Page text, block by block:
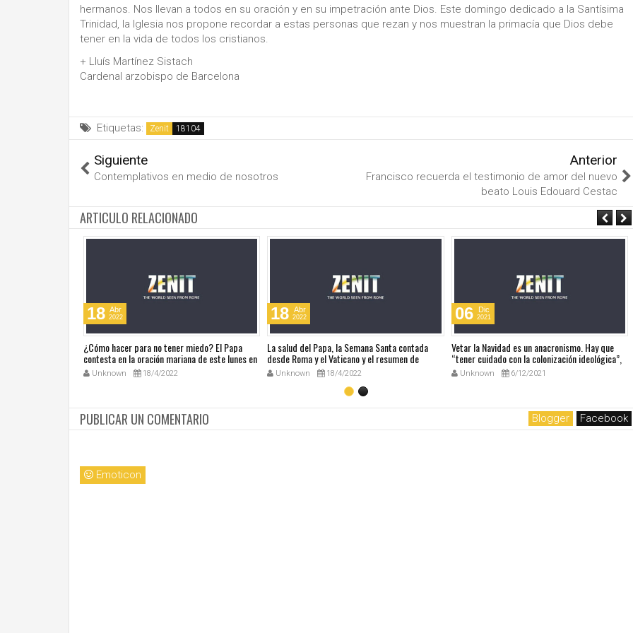
hermanos. Nos llevan a todos en su oración y en su impetración ante Dios. Este domingo dedicado a la Santísima
Trinidad, la Iglesia nos propone recordar a estas personas que rezan y nos muestran la primacía que Dios debe
tener en la vida de todos los cristianos.
+ Lluís Martínez Sistach
Cardenal arzobispo de Barcelona
Etiquetas: Zenit
Siguiente
Contemplativos en medio de nosotros
Anterior
Francisco recuerda el testimonio de amor del nuevo
beato Louis Edouard Cestac
ARTICULO RELACIONADO
18 Abr
2022
¿Cómo hacer para no tener miedo? El Papa
contesta en la oración mariana de este lunes en
la Plaza de San Pedro
Unknown 18/4/2022
18 Abr
2022
La salud del Papa, la Semana Santa contada
desde Roma y el Vaticano y el resumen de
noticias en audio
Unknown 18/4/2022
06 Dic
2021
Vetar la Navidad es un anacronismo. Hay que
“tener cuidado con la colonización ideológica”,
dice el Papa sobre el Manual europeo que
prohibía la Navidad
Unknown 6/12/2021
PUBLICAR UN COMENTARIO Blogger Facebook
Emoticon